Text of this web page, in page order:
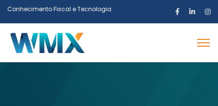
Conhecimento Fiscal e Tecnologia